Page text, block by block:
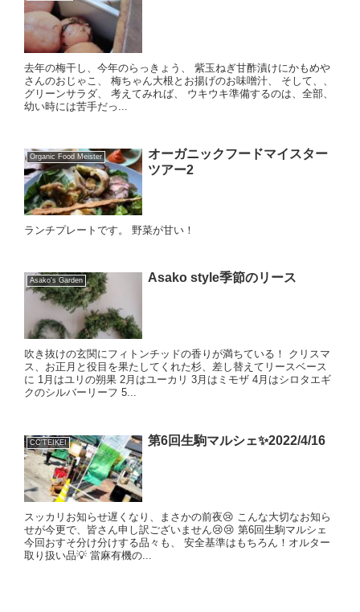
去年の梅干し、今年のらっきょう、 紫玉ねぎ甘酢漬けにかもめや
さんのおじゃこ、 梅ちゃん大根とお揚げのお味噌汁、 そして、、
グリーンサラダ、 考えてみれば、 ウキウキ準備するのは、全部、
幼い時には苦手だっ...
Organic Food Meister
オーガニックフードマイスター
ツアー2
ランチプレートです。 野菜が甘い！
Asako's Garden Asako style季節のリース
吹き抜けの玄関にフィトンチッドの香りが満ちている！ クリスマ
ス、お正月と役目を果たしてくれた杉、差し替えてリースベース
に 1月はユリの朔果 2月はユーカリ 3月はミモザ 4月はシロタエギ
クのシルバーリーフ 5...
CC'TEIKEI 第6回生駒マルシェ✨2022/4/16
スッカリお知らせ遅くなり、まさかの前夜😢 こんな大切なお知ら
せが今更で、皆さん申し訳ございません😢😢 第6回生駒マルシェ
今回おすそ分け分けする品々も、 安全基準はもちろん！オルター
取り扱い品💡 當麻有機の...